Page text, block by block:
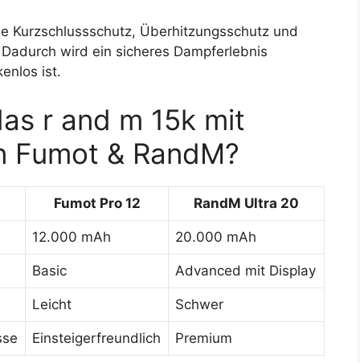
Kurzschlussschutz, Überhitzungsschutz und
wird ein sicheres Dampferlebnis
ist.
r and m 15k mit
& RandM?
Fumot Pro 12 RandM Ultra 20
12.000 mAh 20.000 mAh
Basic Advanced mit Display
Leicht Schwer
Einsteigerfreundlich Premium